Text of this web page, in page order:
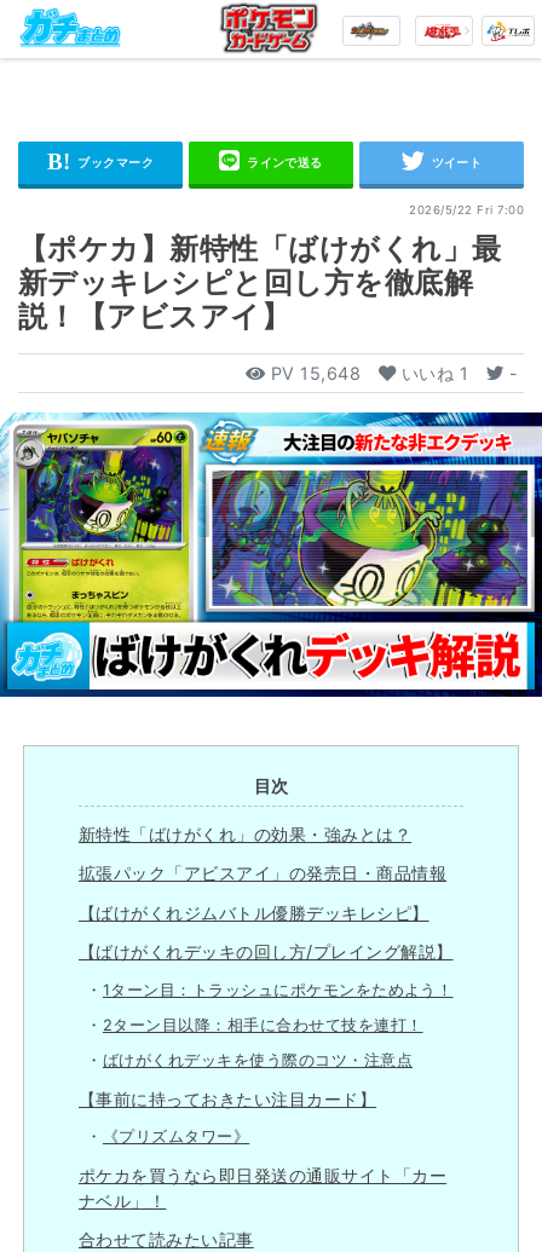
2026/5/22 Fri 7:00
【ポケカ】新特性「ばけがくれ」最
新デッキレシピと回し方を徹底解
説！【アビスアイ】
PV 15,648 いいね 1 -
目次
新特性「ばけがくれ」の効果・強みとは？
拡張パック「アビスアイ」の発売日・商品情報
【ばけがくれジムバトル優勝デッキレシピ】
【ばけがくれデッキの回し方/プレイング解説】
1ターン目：トラッシュにポケモンをためよう！
2ターン目以降：相手に合わせて技を連打！
ばけがくれデッキを使う際のコツ・注意点
【事前に持っておきたい注目カード】
《プリズムタワー》
ポケカを買うなら即日発送の通販サイト「カー
ナベル」！
合わせて読みたい記事